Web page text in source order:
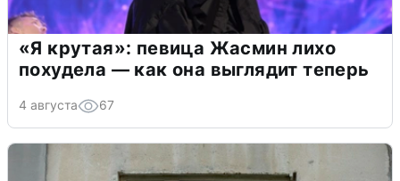
«Я крутая»: певица Жасмин лихо
похудела — как она выглядит теперь
4 августа 67